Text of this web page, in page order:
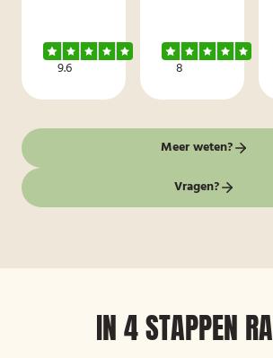
9.6 8
Meer weten?
Vragen?
IN 4 STAPPEN